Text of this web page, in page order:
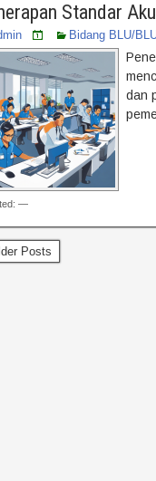
Standar
Bidang BLU/
dan
—
Posts